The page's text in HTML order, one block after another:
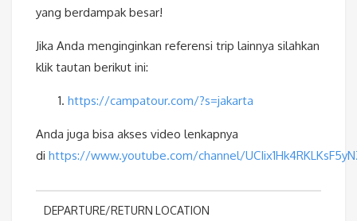
yang berdampak besar!
Jika Anda menginginkan referensi trip lainnya silahkan
klik tautan berikut ini:
https://campatour.com/?s=jakarta
Anda juga bisa akses video lenkapnya
di https://www.youtube.com/channel/
DEPARTURE/RETURN LOCATION